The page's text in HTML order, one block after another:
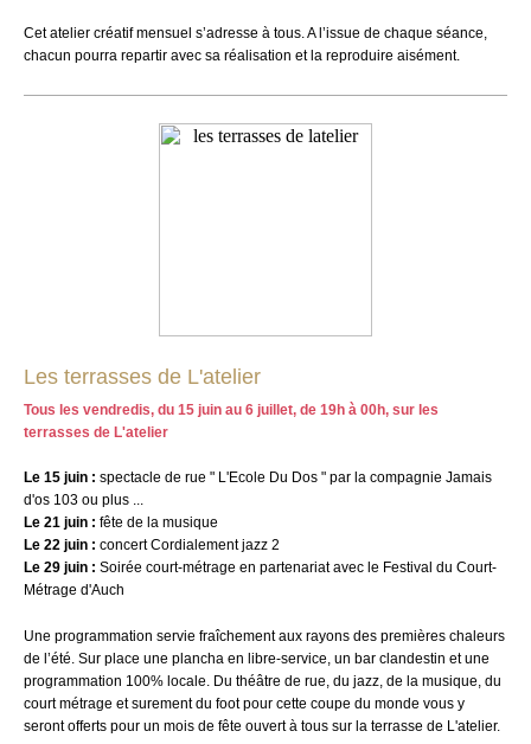
Cet atelier créatif mensuel s’adresse à tous. A l’issue de chaque séance,
chacun pourra repartir avec sa réalisation et la reproduire aisément.
Les terrasses de L'atelier
Tous les vendredis, du 15 juin au 6 juillet, de 19h à 00h, sur les
terrasses de L'atelier
Le 15 juin : spectacle de rue " L'Ecole Du Dos " par la compagnie Jamais
d'os 103 ou plus ...
Le 21 juin : fête de la musique
Le 22 juin : concert Cordialement jazz 2
Le 29 juin : Soirée court-métrage en partenariat avec le Festival du Court-
Métrage d'Auch
Une programmation servie fraîchement aux rayons des premières chaleurs
de l’été. Sur place une plancha en libre-service, un bar clandestin et une
programmation 100% locale. Du théâtre de rue, du jazz, de la musique, du
court métrage et surement du foot pour cette coupe du monde vous y
seront offerts pour un mois de fête ouvert à tous sur la terrasse de L'atelier.